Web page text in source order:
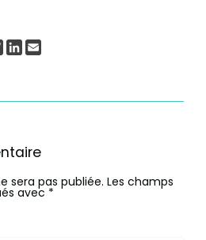
TwitterLinkedIn
sera pas publiée. Les champs
avec *